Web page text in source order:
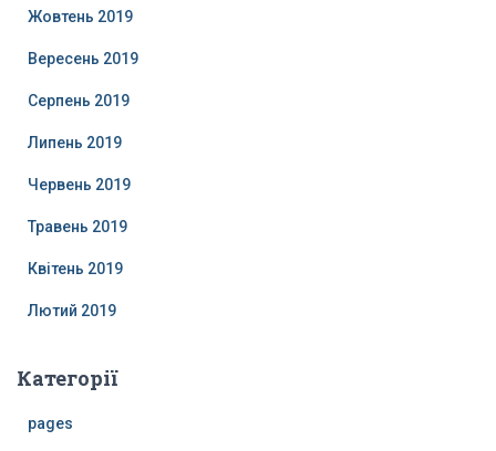
Жовтень 2019
Вересень 2019
Серпень 2019
Липень 2019
Червень 2019
Травень 2019
Квітень 2019
Лютий 2019
Категорії
pages